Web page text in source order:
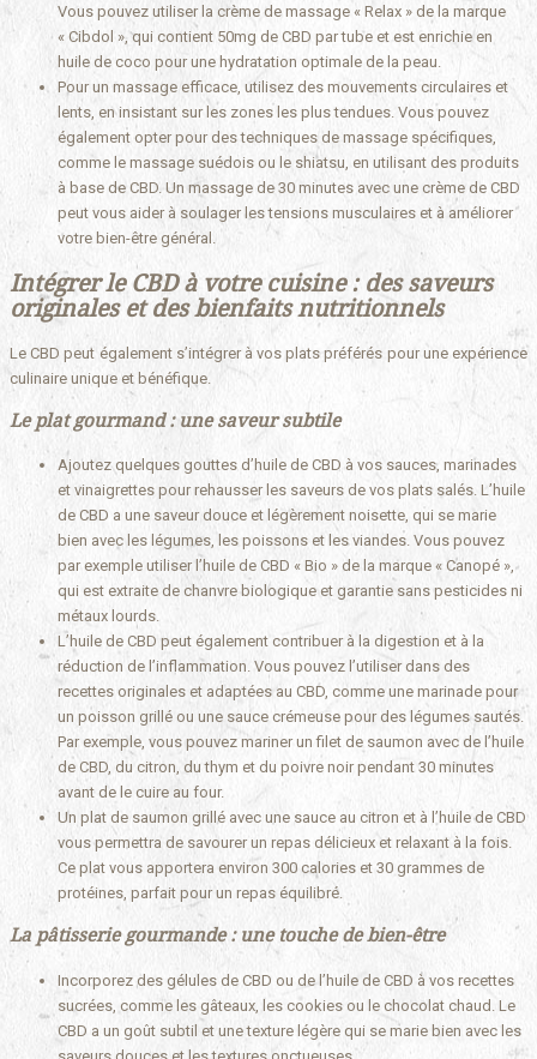
Vous pouvez utiliser la crème de massage « Relax » de la marque
« Cibdol », qui contient 50mg de CBD par tube et est enrichie en
huile de coco pour une hydratation optimale de la peau.
Pour un massage efficace, utilisez des mouvements circulaires et
lents, en insistant sur les zones les plus tendues. Vous pouvez
également opter pour des techniques de massage spécifiques,
comme le massage suédois ou le shiatsu, en utilisant des produits
à base de CBD. Un massage de 30 minutes avec une crème de CBD
peut vous aider à soulager les tensions musculaires et à améliorer
votre bien-être général.
Intégrer le CBD à votre cuisine : des saveurs
originales et des bienfaits nutritionnels
Le CBD peut également s’intégrer à vos plats préférés pour une expérience
culinaire unique et bénéfique.
Le plat gourmand : une saveur subtile
Ajoutez quelques gouttes d’huile de CBD à vos sauces, marinades
et vinaigrettes pour rehausser les saveurs de vos plats salés. L’huile
de CBD a une saveur douce et légèrement noisette, qui se marie
bien avec les légumes, les poissons et les viandes. Vous pouvez
par exemple utiliser l’huile de CBD « Bio » de la marque « Canopé »,
qui est extraite de chanvre biologique et garantie sans pesticides ni
métaux lourds.
L’huile de CBD peut également contribuer à la digestion et à la
réduction de l’inflammation. Vous pouvez l’utiliser dans des
recettes originales et adaptées au CBD, comme une marinade pour
un poisson grillé ou une sauce crémeuse pour des légumes sautés.
Par exemple, vous pouvez mariner un filet de saumon avec de l’huile
de CBD, du citron, du thym et du poivre noir pendant 30 minutes
avant de le cuire au four.
Un plat de saumon grillé avec une sauce au citron et à l’huile de CBD
vous permettra de savourer un repas délicieux et relaxant à la fois.
Ce plat vous apportera environ 300 calories et 30 grammes de
protéines, parfait pour un repas équilibré.
La pâtisserie gourmande : une touche de bien-être
Incorporez des gélules de CBD ou de l’huile de CBD à vos recettes
sucrées, comme les gâteaux, les cookies ou le chocolat chaud. Le
CBD a un goût subtil et une texture légère qui se marie bien avec les